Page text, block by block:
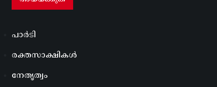
പാർടി
രക്തസാക്ഷികൾ
നേതൃത്വം